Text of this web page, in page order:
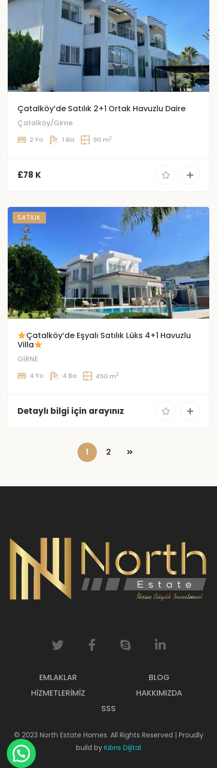
Çatalköy’de Satılık 2+1 Ortak Havuzlu Daire
Çatalköy/Girne
2 Yo 1 Ba 90 m2
£78 K
SATILIK
Çatalköy’de Eşyalı Satılık Lüks 4+1 Havuzlu
Villa
GİRNE
4 Yo 4 Ba 450 m2
Detaylı bilgi için arayınız
1 2
EMLAKLAR
BLOG
HIZMETLERIMIZ
HAKKIMIZDA
SSS
© 2023 North Estate Homes. All Rights Reserved | Proudly
build by Kıbrıs Dijital